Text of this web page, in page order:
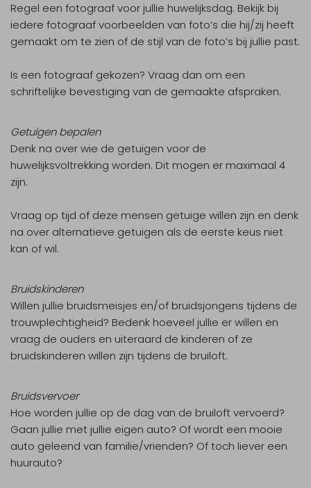
Regel een fotograaf voor jullie huwelijksdag. Bekijk bij
iedere fotograaf voorbeelden van foto’s die hij/zij heeft
gemaakt om te zien of de stijl van de foto’s bij jullie past.
Is een fotograaf gekozen? Vraag dan om een
schriftelijke bevestiging van de gemaakte afspraken.
Getuigen bepalen
Denk na over wie de getuigen voor de
huwelijksvoltrekking worden. Dit mogen er maximaal 4
zijn.
Vraag op tijd of deze mensen getuige willen zijn en denk
na over alternatieve getuigen als de eerste keus niet
kan of wil.
Bruidskinderen
Willen jullie bruidsmeisjes en/of bruidsjongens tijdens de
trouwplechtigheid? Bedenk hoeveel jullie er willen en
vraag de ouders en uiteraard de kinderen of ze
bruidskinderen willen zijn tijdens de bruiloft.
Bruidsvervoer
Hoe worden jullie op de dag van de bruiloft vervoerd?
Gaan jullie met jullie eigen auto? Of wordt een mooie
auto geleend van familie/vrienden? Of toch liever een
huurauto?